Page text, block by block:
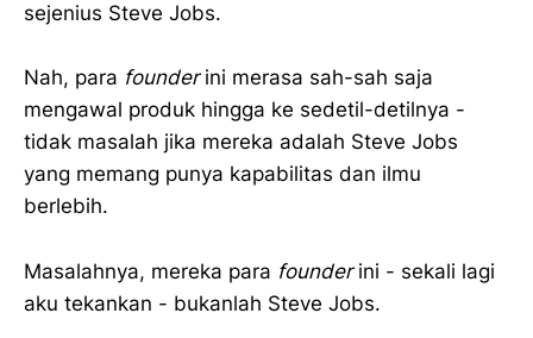
sejenius Steve Jobs.
Nah, para founderini merasa sah-sah saja
mengawal produk hingga ke sedetil-detilnya -
tidak masalah jika mereka adalah Steve Jobs
yang memang punya kapabilitas dan ilmu
berlebih.
Masalahnya, mereka para founderini - sekali lagi
aku tekankan - bukanlah Steve Jobs.